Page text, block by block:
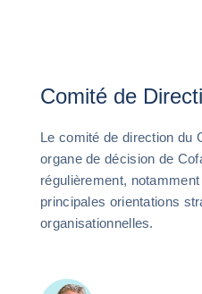
Comité de
Le comité de direction du
organe de décision de
régulièrement,
principales orientations
organisationnelles.